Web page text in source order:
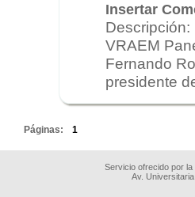
Insertar
Descripción:
VRAEM
Fernando
presidente
Páginas: 1
Servicio ofrecido por
Av.